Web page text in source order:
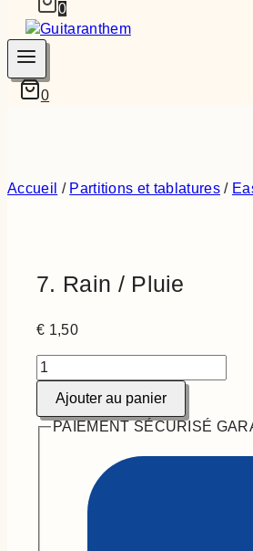
0
0
Accueil / Partitions et tablatures /
7. Rain / Pluie
€ 1,50
quantité
de
Rain
Ajouter au panier
PAIEMENT SÉCURISÉ